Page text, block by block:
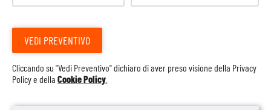
VEDI PREVENTIVO
Cliccando su "Vedi Preventivo" dichiaro di aver preso visione della Privacy
Policye della Cookie Policy